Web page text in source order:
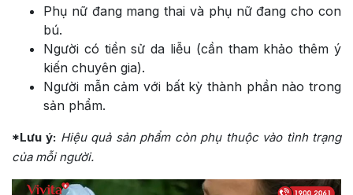
Phụ nữ đang mang thai và phụ nữ đang cho con
bú.
Người có tiền sử da liễu (cần tham khảo thêm ý
kiến chuyên gia).
Người mẫn cảm với bất kỳ thành phần nào trong
sản phẩm.
*Lưu ý: Hiệu quả sản phẩm còn phụ thuộc vào tình trạng
của mỗi người.